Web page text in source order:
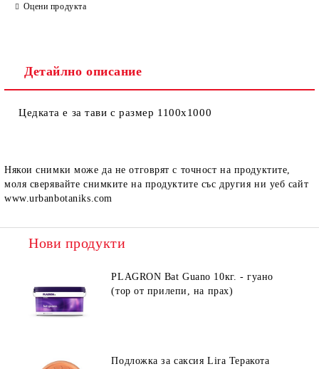
Оцени продукта
Детайлно описание
Цедката е за тави с размер 1100х1000
Някои снимки може да не отговрят с точност на продуктите,
моля сверявайте снимките на продуктите със другия ни уеб сайт
www.urbanbotaniks.com
Нови продукти
PLAGRON Bat Guano 10кг. - гуано
(тор от прилепи, на прах)
Подложка за саксия Lira Теракота